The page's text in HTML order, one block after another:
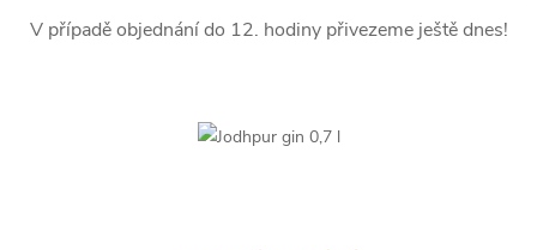
V případě objednání do 12. hodiny přivezeme ještě dnes!